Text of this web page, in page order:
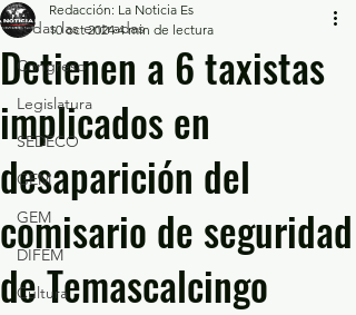
Todas las entradas
Congreso
Legislatura
SEDECO
GEM
GEM
DIFEM
Cultura
Detienen a 6 taxistas
implicados en
desaparición del
comisario de seguridad
de Temascalcingo
Redacción: La Noticia Es
10 oct 2024 4 min de lectura